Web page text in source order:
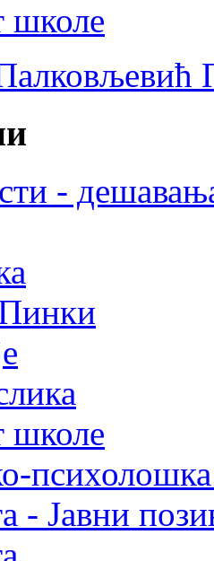
школе
-
школе
психолошка
- Јавни